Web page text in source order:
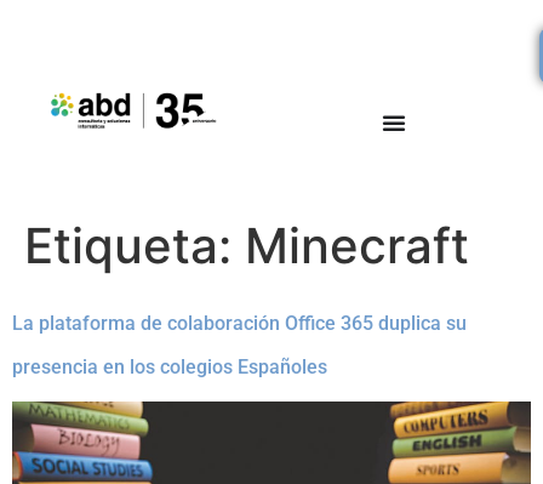
Etiqueta: Minecraft
La plataforma de colaboración Office 365 duplica su
presencia en los colegios Españoles